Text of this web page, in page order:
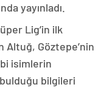
yayınladı.
Lig’in ilk
Altuğ, Göztepe’nin
isimlerin
bilgileri